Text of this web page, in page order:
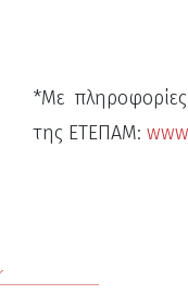
*Με
της ΕΤΕΠΑΜ: